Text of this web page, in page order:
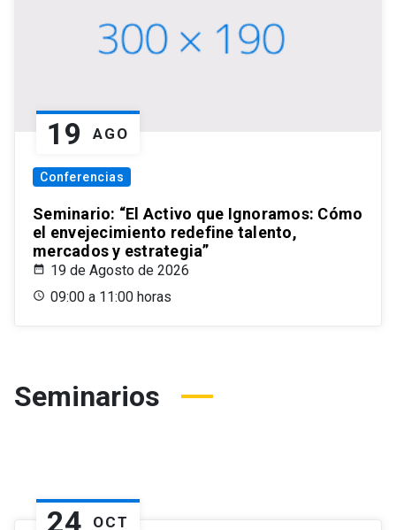
19 AGO
Conferencias
Seminario: “El Activo que Ignoramos: Cómo
el envejecimiento redefine talento,
mercados y estrategia”
19 de Agosto de 2026
09:00 a 11:00 horas
Seminarios
24 OCT